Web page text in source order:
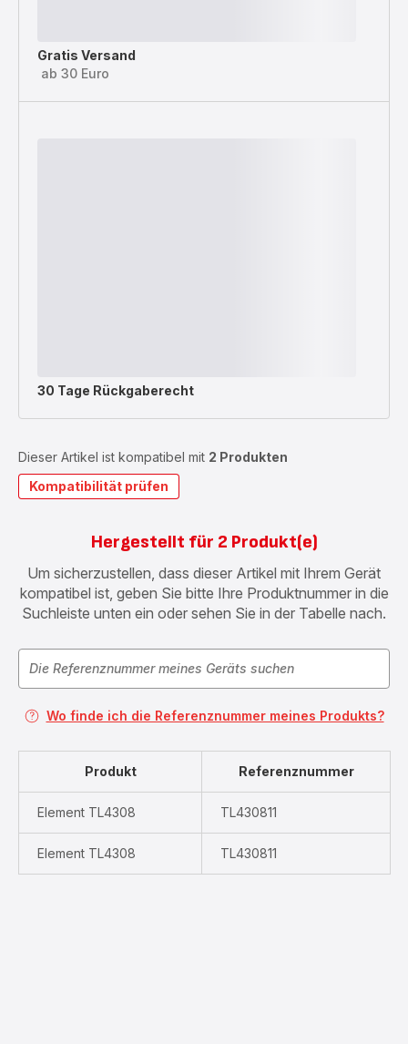
Gratis Versand
ab 30 Euro
30 Tage Rückgaberecht
Dieser Artikel ist kompatibel mit 2 Produkten
Kompatibilität prüfen
Hergestellt für 2 Produkt(e)
Um sicherzustellen, dass dieser Artikel mit Ihrem Gerät
kompatibel ist, geben Sie bitte Ihre Produktnummer in die
Suchleiste unten ein oder sehen Sie in der Tabelle nach.
Wo finde ich die Referenznummer meines Produkts?
Produkt Referenznummer
Element TL4308 TL430811
Element TL4308 TL430811